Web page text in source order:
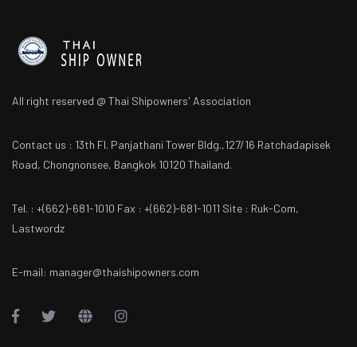
All right reserved @ Thai Shipowners' Association
Contact us : 13th Fl. Panjathani Tower Bldg.,127/16 Ratchadapisek
Road, Chongnonsee, Bangkok 10120 Thailand.
Tel. : +(662)-681-1010 Fax : +(662)-681-1011 Site : Ruk-Com,
Lastwordz
E-mail: manager@thaishipowners.com